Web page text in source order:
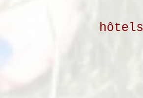
hôtels